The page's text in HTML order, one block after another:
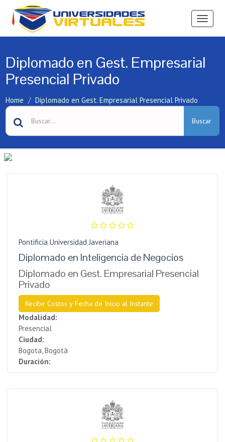
Ver
Diplomado en Gest. Empresarial
Presencial Privado
Home Diplomado en Gest. Empresarial Presencial Privado
Buscar
Pontificia Universidad Javeriana
Diplomado en Inteligencia de Negocios
Diplomado en Gest. Empresarial Presencial
Privado
Recibir Costos y Fecha de Inicio al Instante
Modalidad:
Presencial
Ciudad:
Bogota, Bogotá
Duración: